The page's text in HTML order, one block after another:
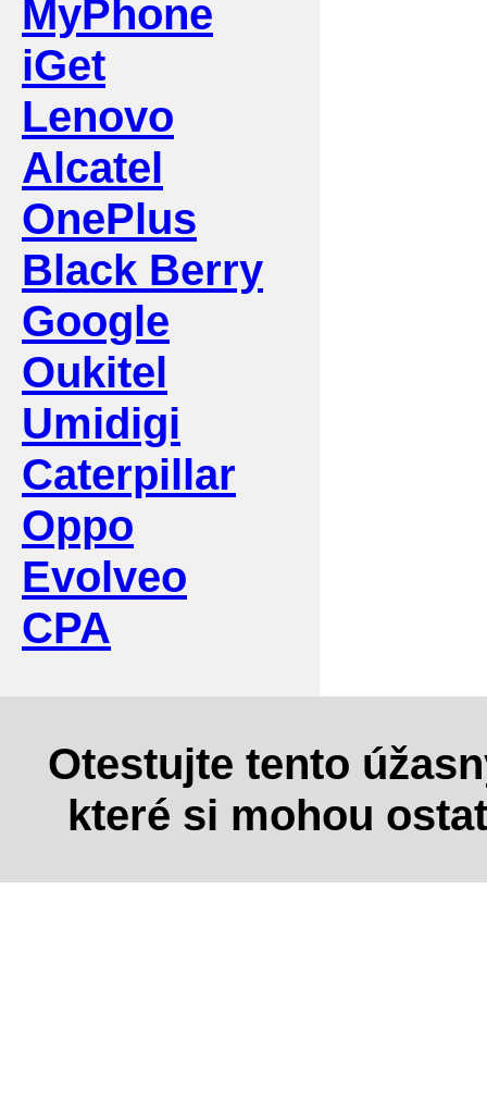
MyPhone
iGet
Lenovo
Alcatel
OnePlus
Black Berry
Google
Oukitel
Umidigi
Caterpillar
Oppo
Evolveo
CPA
Otestujte tento
které si mohou